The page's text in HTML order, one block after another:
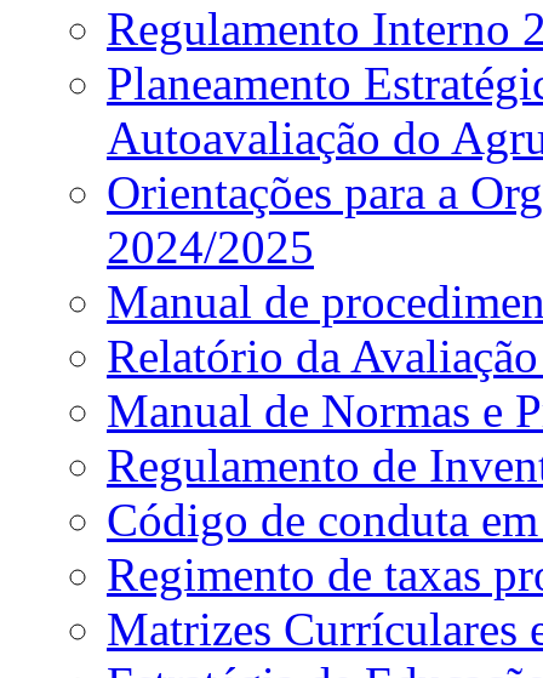
Regulamento Interno
Planeamento
Autoavaliação do
Orientações para a
2024/2025
Manual de
Relatório da
Manual de Normas e
Regulamento de
Código de conduta
Regimento de taxas
Matrizes Currículares